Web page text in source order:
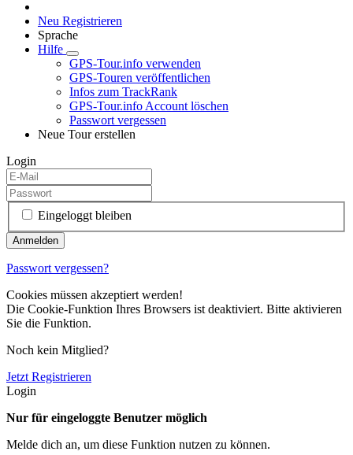
Neu Registrieren
Sprache
Hilfe
GPS-Tour.info verwenden
GPS-Touren veröffentlichen
Infos zum TrackRank
GPS-Tour.info Account löschen
Passwort vergessen
Neue Tour erstellen
Login
Eingeloggt bleiben
Passwort vergessen?
Cookies müssen akzeptiert werden!
Die Cookie-Funktion Ihres Browsers ist deaktiviert. Bitte aktivieren
Sie die Funktion.
Noch kein Mitglied?
Jetzt Registrieren
Login
Nur für eingeloggte Benutzer möglich
Melde dich an, um diese Funktion nutzen zu können.